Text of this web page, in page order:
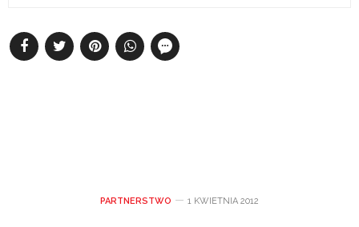
PARTNERSTWO 1 KWIETNIA 2012